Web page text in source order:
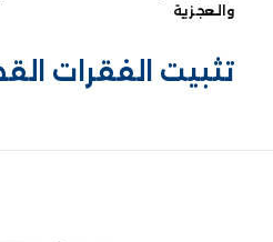
والعجزية
تثبيت الفقرات